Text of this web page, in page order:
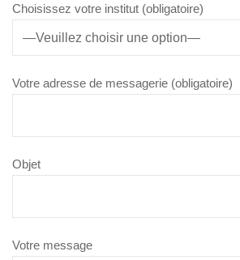
Choisissez votre institut (obligatoire)
Votre adresse de messagerie (obligatoire)
Objet
Votre message